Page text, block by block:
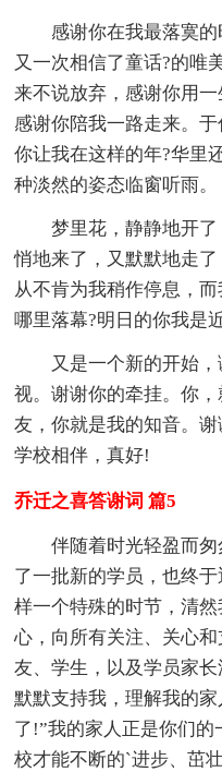
感谢你在我最落寞
又一次相信了童话?的唯
来不说放弃，感谢你用
感谢你陪我一路走来。
你让我在这样的年?华里
种淡然的姿态临窗听雨。
梦里花，静静地开
悄地来了，又默默地走
从不肯为我稍作停息，
哪里落幕?明日的你我是
又是一个新的开始
视。谢谢你的牵挂。你
友，你就是我的知音。
学校相伴，真好!
乔迁之喜答谢词 篇5
伴随着时光轻盈而
了一批新的学员，也终
样一个特殊的时节，清
心，向所有关注、关心
友、学生，以及学员家
默默支持我，理解我的
了!”我的家人正是你们
校才能不断的`进步、茁壮